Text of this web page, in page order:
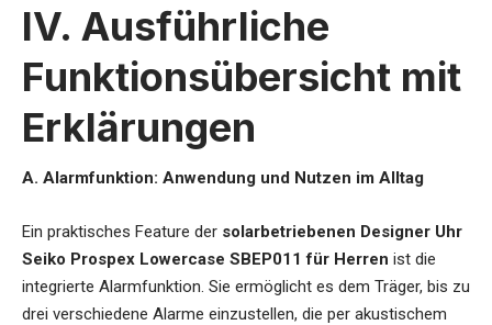
IV. Ausführliche
Funktionsübersicht mit
Erklärungen
A. Alarmfunktion: Anwendung und Nutzen im Alltag
Ein praktisches Feature der solarbetriebenen Designer Uhr
Seiko Prospex Lowercase SBEP011 für Herren ist die
integrierte Alarmfunktion. Sie ermöglicht es dem Träger, bis zu
drei verschiedene Alarme einzustellen, die per akustischem